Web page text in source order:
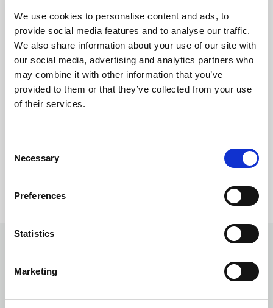
We use cookies to personalise content and ads, to
provide social media features and to analyse our traffic.
We also share information about your use of our site with
our social media, advertising and analytics partners who
may combine it with other information that you’ve
provided to them or that they’ve collected from your use
of their services.
Selection
Necessary
Preferences
Statistics
Marketing